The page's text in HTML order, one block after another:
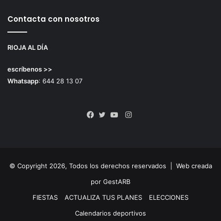
Contacta con nosotros
RIOJA AL DÍA
escríbenos >>
Whatsapp: 644 28 13 07
Instagram
© Copyright 2026, Todos los derechos reservados | Web creada
por GestARB
FIESTAS
ACTUALIZA TUS PLANES
ELECCIONES
Calendarios deportivos